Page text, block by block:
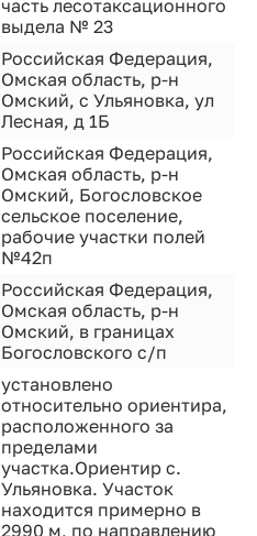
часть лесотаксационного
выдела № 23
Российская Федерация,
Омская область, р-н
Омский, с Ульяновка, ул
Лесная, д 1Б
Российская Федерация,
Омская область, р-н
Омский, Богословское
сельское поселение,
рабочие участки полей
№42п
Российская Федерация,
Омская область, р-н
Омский, в границах
Богословского с/п
установлено
относительно ориентира,
расположенного за
пределами
участка.Ориентир с.
Ульяновка. Участок
находится примерно в
2990 м, по направлению